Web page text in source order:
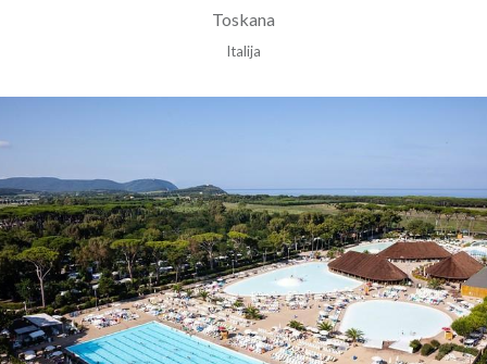
Toskana
Italija